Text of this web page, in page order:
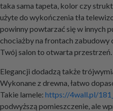
taka sama tapeta, kolor czy
użyte do wykończenia tła
powinny powtarzać się w innych
chociażby na frontach zabudowy
Twój salon to otwarta przestrzeń.
Elegancji dodadzą także
Wykonane z drewna, łatwo
Takie lamele: https://4wall.pl/
podwyższą pomieszczenie, ale